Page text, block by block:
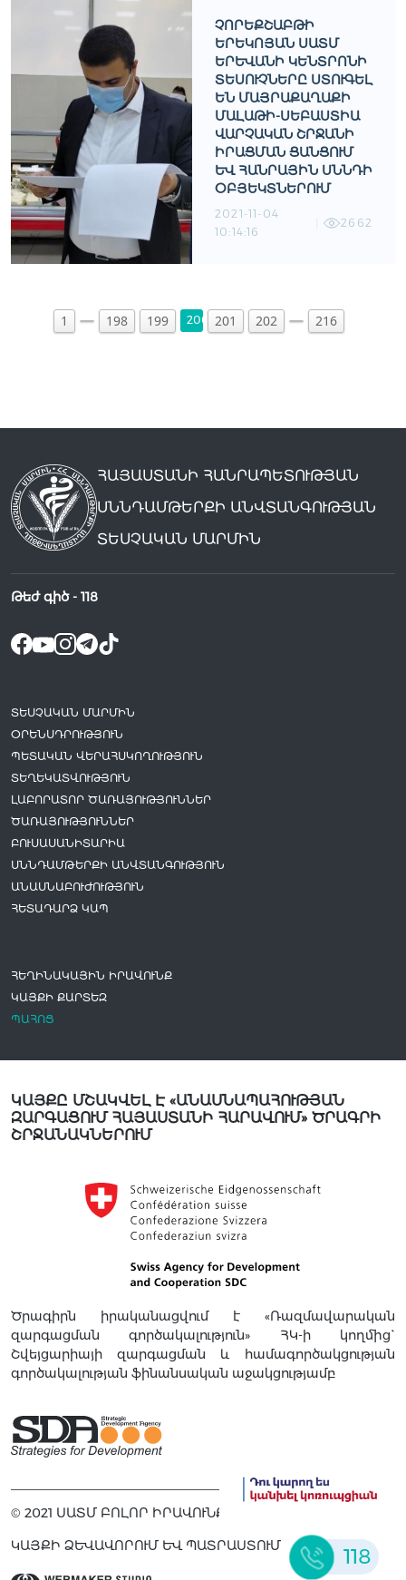
ՉՈՐԵՔՇԱԲԹԻ
ԵՐԵԿՈՅԱՆ ՍԱՏՄ
ԵՐԵՒԱՆԻ ԿԵՆՏՐՈՆԻ Տ
ԵՍՈՒՉՆԵՐԸ ՍՏՈՒԳԵԼ Ե
Ն ՄԱՅՐԱՔԱՂԱՔԻ Մ
ԱԼԱԹԻ-ՍԵԲԱՍՏԻԱ Վ
ԱՐՉԱԿԱՆ ՇՐՋԱՆԻ Ի
ՐԱՑՄԱՆ ՑԱՆՑՈՒՄ ԵՒ
ՀԱՆՐԱՅԻՆ ՍՆՆԴԻ ՕԲ
ՅԵԿՏՆԵՐՈՒՄ
2021-11-04
10:14:16
2662
1 198 199 200 201 202 216
ՀԱՅԱՍՏԱՆԻ ՀԱՆՐԱՊԵՏՈՒԹՅԱՆ
ՍՆՆԴԱՄԹԵՐՔԻ ԱՆՎՏԱՆԳՈՒԹՅԱՆ
ՏԵՍՉԱԿԱՆ ՄԱՐՄԻՆ
Թեժ գիծ - 118
ՏԵՍՉԱԿԱՆ ՄԱՐՄԻՆ
ՕՐԵՆՍԴՐՈՒԹՅՈՒՆ
ՊԵՏԱԿԱՆ ՎԵՐԱՀՍԿՈՂՈՒԹՅՈՒՆ
ՏԵՂԵԿԱՏՎՈՒԹՅՈՒՆ
ԼԱԲՈՐԱՏՈՐ ԾԱՌԱՅՈՒԹՅՈՒՆՆԵՐ
ԾԱՌԱՅՈՒԹՅՈՒՆՆԵՐ
ԲՈՒՍԱՍԱՆԻՏԱՐԻԱ
ՍՆՆԴԱՄԹԵՐՔԻ ԱՆՎՏԱՆԳՈՒԹՅՈՒՆ
ԱՆԱՍՆԱԲՈՒԺՈՒԹՅՈՒՆ
ՀԵՏԱԴԱՐՁ ԿԱՊ
ՀԵՂԻՆԱԿԱՅԻՆ ԻՐԱՎՈՒՆՔ
ԿԱՅՔԻ ՔԱՐՏԵԶ
ՊԱՀՈՑ
ԿԱՅՔԸ ՄՇԱԿՎԵԼ Է «ԱՆԱՍՆԱՊԱՀՈՒԹՅԱՆ
ԶԱՐԳԱՑՈՒՄ ՀԱՅԱՍՏԱՆԻ ՀԱՐԱՎՈՒՄ» ԾՐԱԳՐԻ
ՇՐՋԱՆԱԿՆԵՐՈՒՄ
Ծրագիրն իրականացվում է «Ռազմավարական
զարգացման գործակալություն» ՀԿ-ի կողմից`
Շվեյցարիայի զարգացման և համագործակցության
գործակալության ֆինանսական աջակցությամբ
© 2021 ՍԱՏՄ ԲՈԼՈՐ ԻՐԱՎՈՒՆՔՆԵՐԸ ՊԱՇՏՊԱՆՎԱԾ ԵՆ
ԿԱՅՔԻ ՁԵՎԱՎՈՐՈՒՄ ԵՎ ՊԱՏՐԱՍՏՈՒՄ
118